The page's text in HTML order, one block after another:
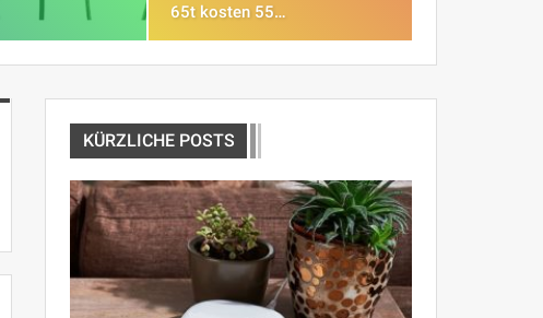
65t kosten 55…
KÜRZLICHE POSTS